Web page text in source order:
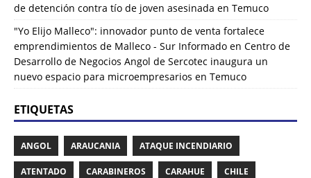
de detención contra tío de joven asesinada en Temuco
"Yo Elijo Malleco": innovador punto de venta fortalece
emprendimientos de Malleco - Sur Informado en Centro de
Desarrollo de Negocios Angol de Sercotec inaugura un
nuevo espacio para microempresarios en Temuco
ETIQUETAS
ANGOL ARAUCANIA ATAQUE INCENDIARIO
ATENTADO CARABINEROS CARAHUE CHILE